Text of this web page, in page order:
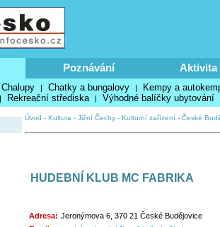
Poznávání Aktivita
Chalupy | Chatky a bungalovy | Kempy a
| Rekreační střediska | Výhodné balíčky ubytování
Úvod - Kultura - Jižní Čechy - Kulturní zařízení - České
HUDEBNÍ KLUB MC FABRIKA
Adresa: Jeronýmova 6, 370 21 České Budějovice